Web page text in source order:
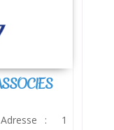
Adresse : 1